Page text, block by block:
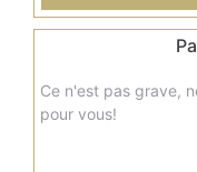
Cheddar, emmental,
Ce n'est pas grave,
pour vous!